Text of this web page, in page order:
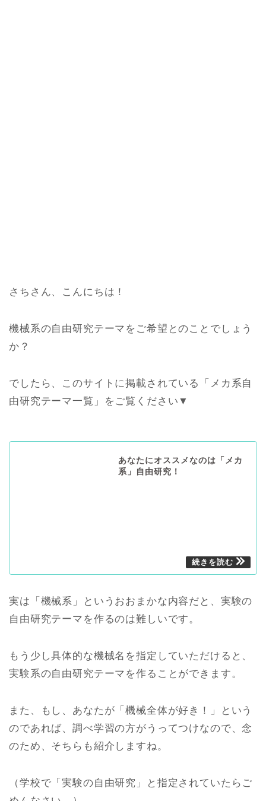
さちさん、こんにちは！
機械系の自由研究テーマをご希望とのことでしょう
か？
でしたら、このサイトに掲載されている「メカ系自
由研究テーマ一覧」をご覧ください▼
あなたにオススメなのは「メカ
系」自由研究！
実は「機械系」というおおまかな内容だと、実験の
自由研究テーマを作るのは難しいです。
もう少し具体的な機械名を指定していただけると、
実験系の自由研究テーマを作ることができます。
また、もし、あなたが「機械全体が好き！」という
のであれば、調べ学習の方がうってつけなので、念
のため、そちらも紹介しますね。
（学校で「実験の自由研究」と指定されていたらご